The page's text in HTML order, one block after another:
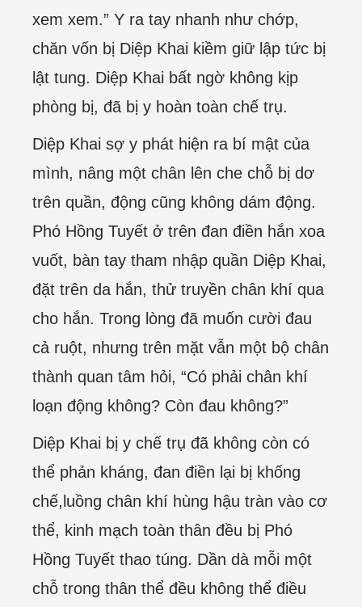
xem xem.” Y ra tay nhanh như chớp,
chăn vốn bị Diệp Khai kiềm giữ lập tức bị
lật tung. Diệp Khai bất ngờ không kịp
phòng bị, đã bị y hoàn toàn chế trụ.
Diệp Khai sợ y phát hiện ra bí mật của
mình, nâng một chân lên che chỗ bị dơ
trên quần, động cũng không dám động.
Phó Hồng Tuyết ở trên đan điền hắn xoa
vuốt, bàn tay tham nhập quần Diệp Khai,
đặt trên da hắn, thử truyền chân khí qua
cho hắn. Trong lòng đã muốn cười đau
cả ruột, nhưng trên mặt vẫn một bộ chân
thành quan tâm hỏi, “Có phải chân khí
loạn động không? Còn đau không?”
Diệp Khai bị y chế trụ đã không còn có
thể phản kháng, đan điền lại bị khống
chế,luồng chân khí hùng hậu tràn vào cơ
thể, kinh mạch toàn thân đều bị Phó
Hồng Tuyết thao túng. Dần dà mỗi một
chỗ trong thân thể đều không thể điều